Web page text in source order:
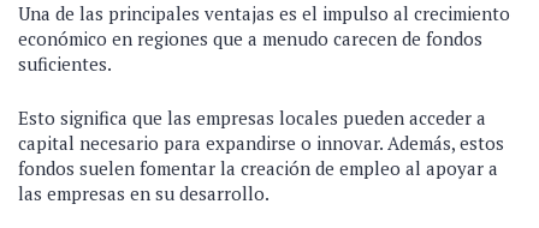
Una de las principales ventajas es el impulso al crecimiento
económico en regiones que a menudo carecen de fondos
suficientes.
Esto significa que las empresas locales pueden acceder a
capital necesario para expandirse o innovar. Además, estos
fondos suelen fomentar la creación de empleo al apoyar a
las empresas en su desarrollo.